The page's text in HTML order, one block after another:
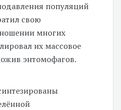
популяций
свою
многих
их массовое
энтомофагов.